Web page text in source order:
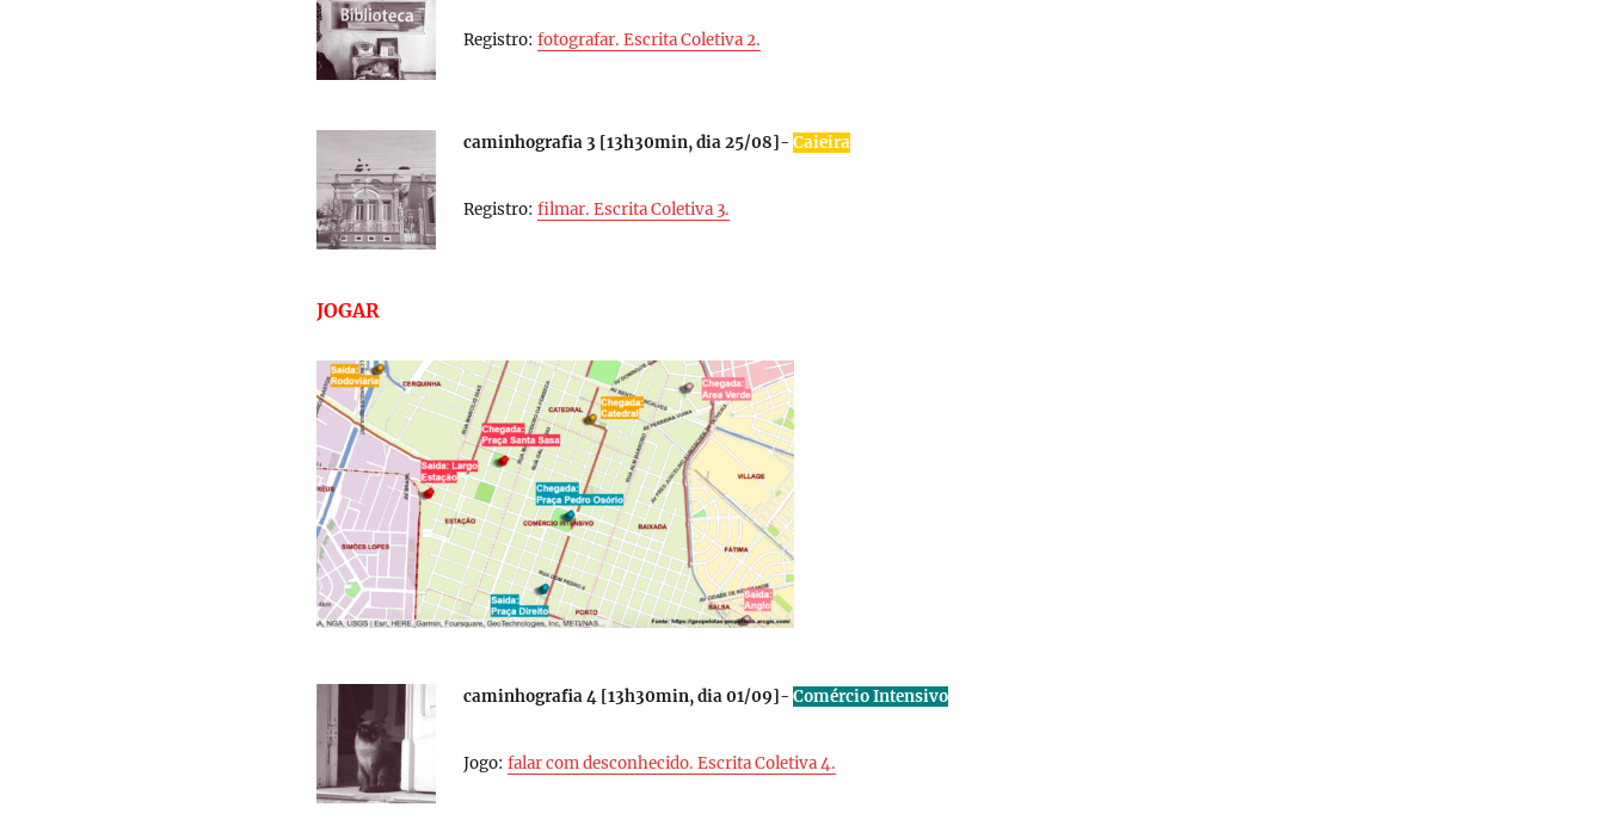
Registro:fotografar. Escrita Coletiva 2.
caminhografia 3 [13h30min, dia 25/08]-Caieira
Registro:filmar. Escrita Coletiva 3.
JOGAR
caminhografia 4 [13h30min, dia 01/09]-Comércio Intensivo
Jogo:falar com desconhecido. Escrita Coletiva 4.